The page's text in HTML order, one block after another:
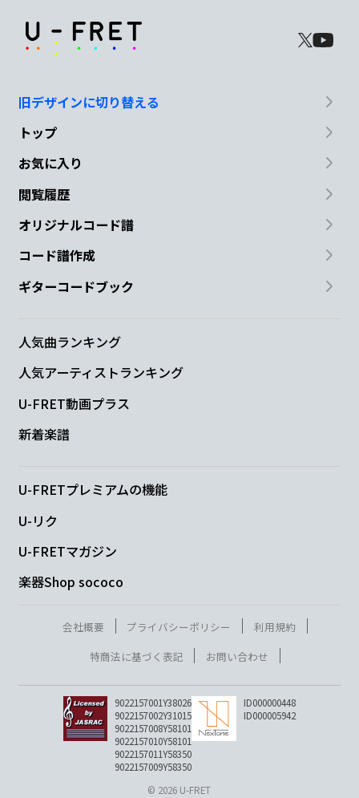
ちが
ああ 街は
D F#7
なぐ
D F#7 G
今のこの 気持ち
屋根を走る仔 猫のように 僕は奇蹟を待
ていた
D A7
旧デザインに切り替える
トップ
お気に入り
閲覧履歴
オリジナルコード譜
コード譜作成
ギターコードブック
人気曲ランキング
人気アーティストランキング
U-FRET動画プラス
新着楽譜
U-FRETプレミアムの機能
U-リク
U-FRETマガジン
楽器Shop sococo
会社概要 プライバシーポリシー
利用規約
特商法に基づく表記
お問い合わせ
9022157001Y38026
9022157002Y31015
9022157008Y58101
9022157010Y58101
9022157011Y58350
9022157009Y58350
ID000000448
ID000005942
© 2026 U-FRET